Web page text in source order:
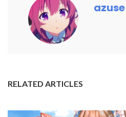
azuse
RELATED ARTICLES